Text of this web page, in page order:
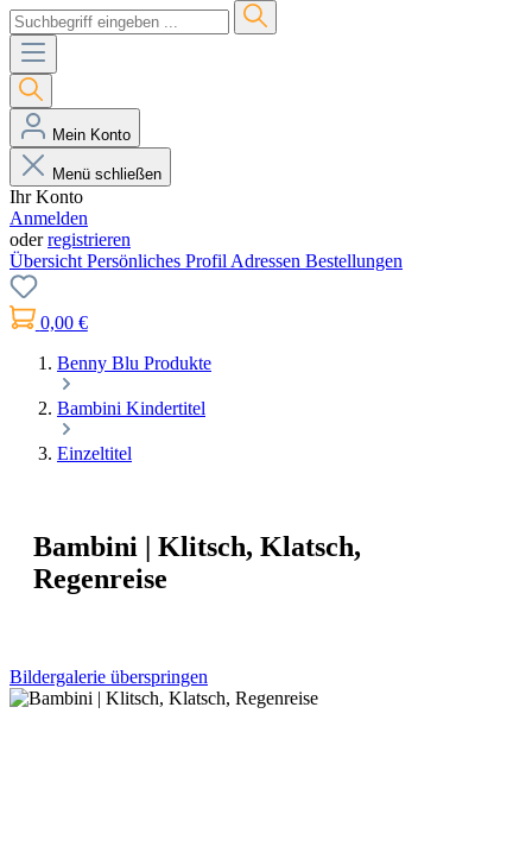
Mein Konto
Menü schließen
Ihr Konto
Anmelden
oderregistrieren
Übersicht Persönliches Profil Adressen Bestellungen
0,00 €
Benny Blu Produkte
Bambini Kindertitel
Einzeltitel
Bambini | Klitsch, Klatsch,
Regenreise
Bildergalerie überspringen